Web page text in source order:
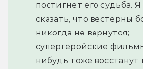
постигнет его судьба. Я
сказать, что вестерны
никогда не вернутся;
супергеройские
нибудь тоже восстанут